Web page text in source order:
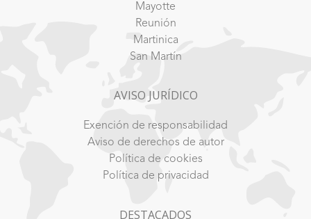
Mayotte
Reunión
Martinica
San Martín
AVISO JURÍDICO
Exención de responsabilidad
Aviso de derechos de autor
Política de cookies
Política de privacidad
DESTACADOS